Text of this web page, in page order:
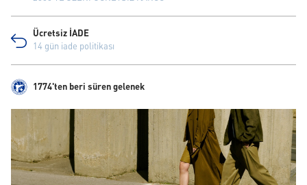
Ücretsiz İADE
14 gün iade politikası
1774'ten beri süren gelenek